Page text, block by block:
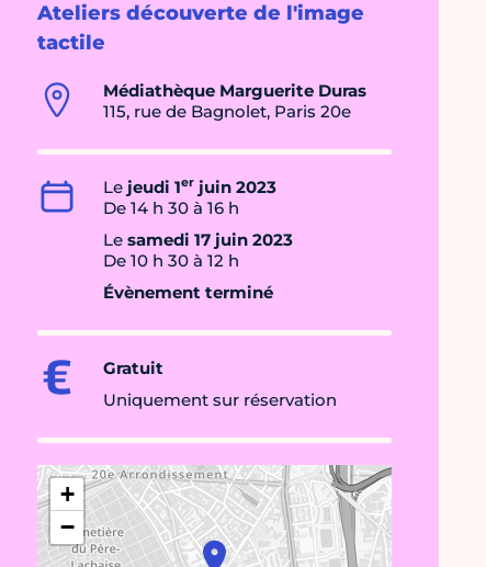
Ateliers découverte de l'image
tactile
Médiathèque Marguerite Duras
115, rue de Bagnolet, Paris 20e
Le jeudi 1er juin 2023
De 14 h 30 à 16 h
Le samedi 17 juin 2023
De 10 h 30 à 12 h
Évènement terminé
Gratuit
Uniquement sur réservation
+
−